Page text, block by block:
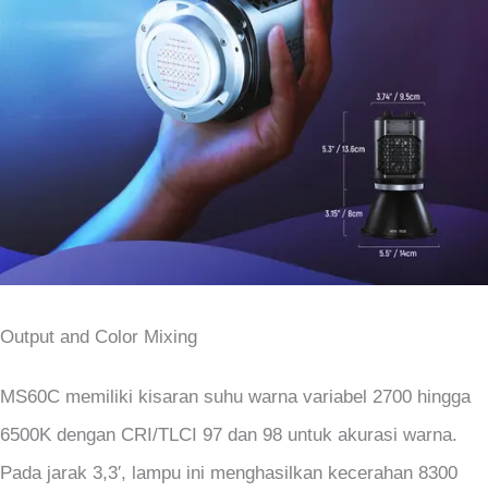
Output and Color Mixing
MS60C memiliki kisaran suhu warna variabel 2700 hingga
6500K dengan CRI/TLCI 97 dan 98 untuk akurasi warna.
Pada jarak 3,3′, lampu ini menghasilkan kecerahan 8300